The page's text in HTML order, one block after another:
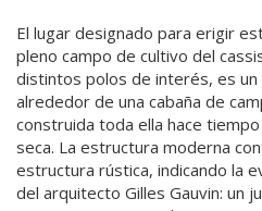
El lugar designado para erigir
pleno campo de cultivo del
distintos polos de interés, es un
alrededor de una cabaña de
construida toda ella hace
seca. La estructura moderna
estructura rústica, indicando la
del arquitecto Gilles Gauvin: un